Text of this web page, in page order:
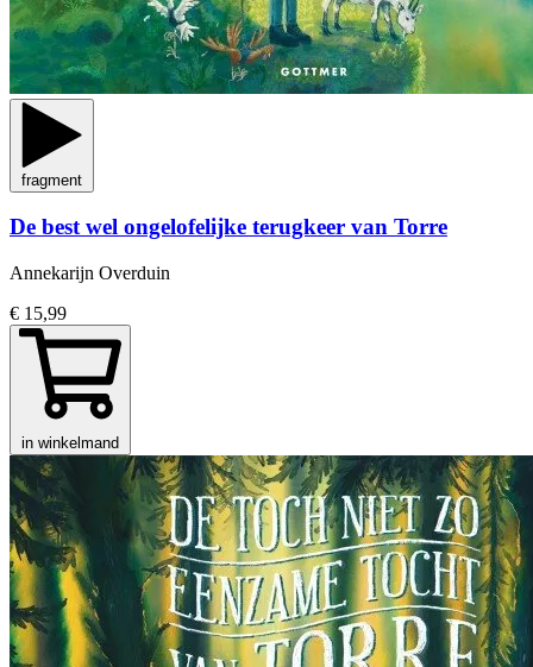
fragment
De best wel ongelofelijke terugkeer van Torre
Annekarijn Overduin
€ 15,99
in winkelmand